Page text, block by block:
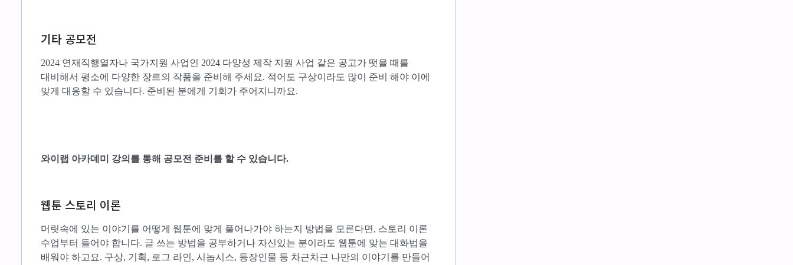
기타 공모전
2024 연재직행열자나 국가지원 사업인 2024 다양성 제작 지원 사업 같은 공고가 떳을 때를
대비해서 평소에 다양한 장르의 작품을 준비해 주세요. 적어도 구상이라도 많이 준비 해야 이에
맞게 대응할 수 있습니다. 준비된 분에게 기회가 주어지니까요.
와이랩 아카데미 강의를 통해 공모전 준비를 할 수 있습니다.
웹툰 스토리 이론
머릿속에 있는 이야기를 어떻게 웹툰에 맞게 풀어나가야 하는지 방법을 모른다면, 스토리 이론
수업부터 들어야 합니다. 글 쓰는 방법을 공부하거나 자신있는 분이라도 웹툰에 맞는 대화법을
배워야 하고요. 구상, 기획, 로그 라인, 시놉시스, 등장인물 등 차근차근 나만의 이야기를 만들어